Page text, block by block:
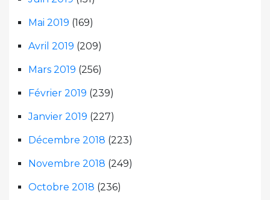
Mai 2019 (169)
Avril 2019 (209)
Mars 2019 (256)
Février 2019 (239)
Janvier 2019 (227)
Décembre 2018 (223)
Novembre 2018 (249)
Octobre 2018 (236)